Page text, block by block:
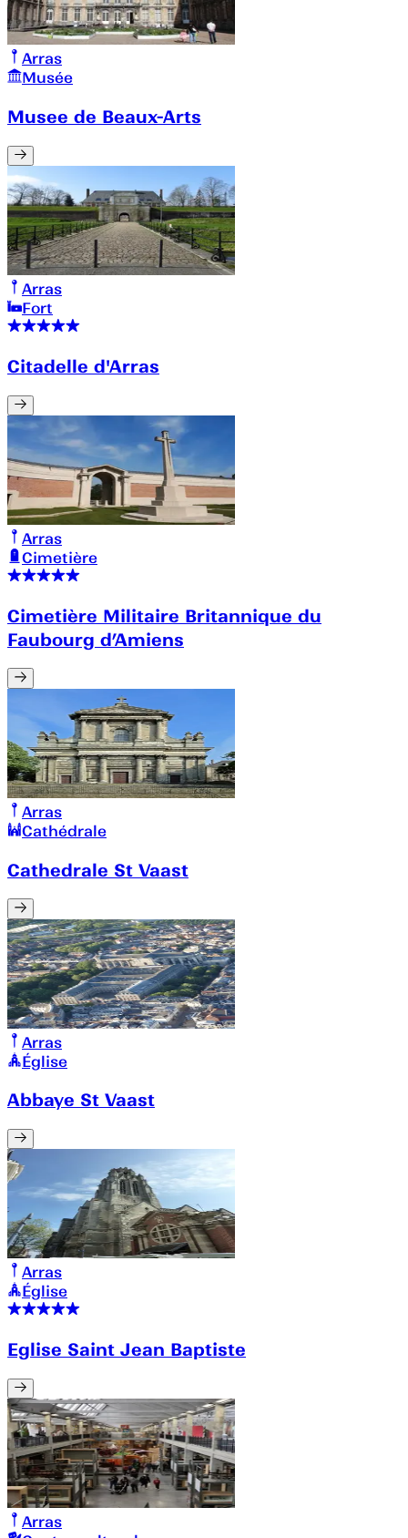
Arras
Musée
Musee de Beaux-Arts
Arras
Fort
Citadelle d'Arras
Arras
Cimetière
Cimetière Militaire Britannique du
Faubourg d’Amiens
Arras
Cathédrale
Cathedrale St Vaast
Arras
Église
Abbaye St Vaast
Arras
Église
Eglise Saint Jean Baptiste
Arras